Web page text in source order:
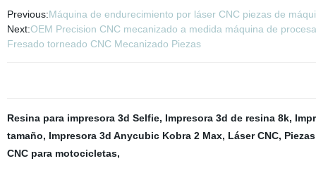
Previous:Máquina de endurecimiento por láser CNC piezas de
Next:OEM Precision CNC mecanizado a medida máquina de
Fresado torneado CNC Mecanizado Piezas
Resina para impresora 3d Selfie, Impresora 3d de resina 8k,
tamaño, Impresora 3d Anycubic Kobra 2 Max, Láser CNC,
CNC para motocicletas,